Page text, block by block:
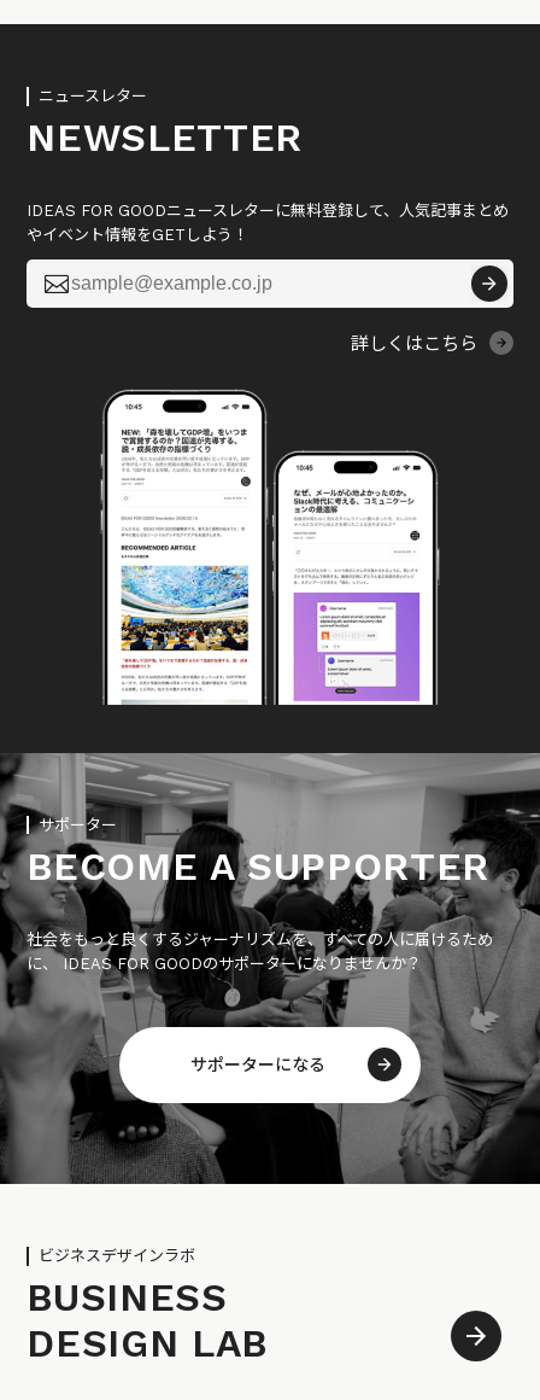
ニュースレター
NEWSLETTER
IDEAS FOR GOODニュースレターに無料登録して、人気記事まとめ
やイベント情報をGETしよう！

詳しくはこちら
サポーター
BECOME A SUPPORTER
社会をもっと良くするジャーナリズムを、すべての人に届けるため
に、 IDEAS FOR GOODのサポーターになりませんか？
サポーターになる
ビジネスデザインラボ
BUSINESS
DESIGN LAB